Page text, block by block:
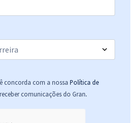
319,92à vista
R$ 79,98 (-20%)
Comprar
de Serviços Públicos de
concorda com a nossa Política de
comunicações do Gran.